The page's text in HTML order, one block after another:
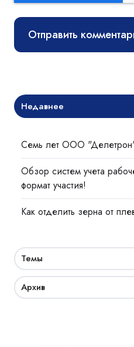
Недавнее
Семь лет ООО
Обзор систем учета
формат участия!
Как отделить зерна от
Темы
Архив